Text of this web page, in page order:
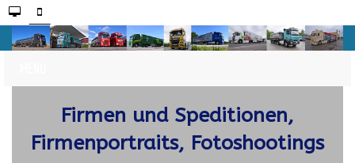
Firmen und Speditionen,
Firmenportraits, Fotoshootings